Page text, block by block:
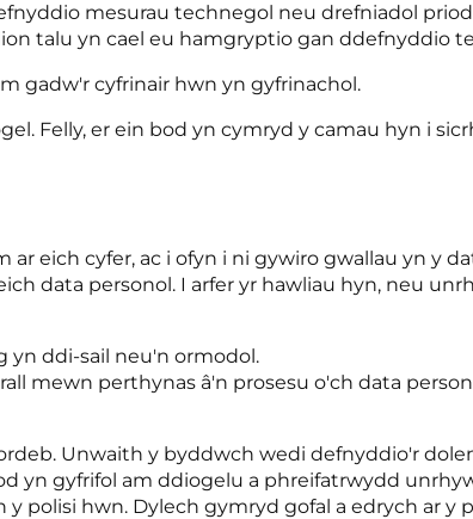
mesurau technegol neu drefniadol
talu yn cael eu hamgryptio gan ddefnyddio
gadw'r cyfrinair hwn yn gyfrinachol.
Felly, er ein bod yn cymryd y camau hyn i
eich cyfer, ac i ofyn i ni gywiro gwallau yn y
data personol. I arfer yr hawliau hyn, neu
yn ddi-sail neu'n ormodol.
mewn perthynas â'n prosesu o'ch data
Unwaith y byddwch wedi defnyddio'r
yn gyfrifol am ddiogelu a phreifatrwydd
polisi hwn. Dylech gymryd gofal a edrych ar y